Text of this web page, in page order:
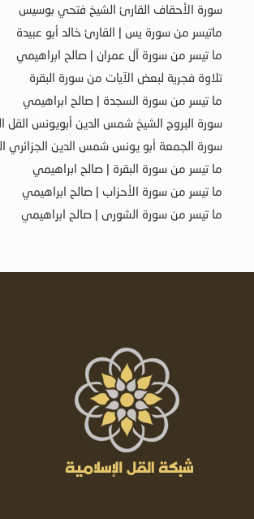
سورة الأحقاف القارئ الشيخ فتحي بوسيس
ماتيسر من سورة يس | القارئ خالد أبو عبيدة
ما تيسر من سورة آل عمران | صالح ابراهيمي
تلاوة فجرية لبعض الآيات من سورة البقرة
ما تيسر من سورة السجدة | صالح ابراهيمي
سورة البروج الشيخ شمس الدين أبويونس القل
سورة الجمعة أبو يونس شمس الدين الجزائري
ما تيسر من سورة البقرة | صالح ابراهيمي
ما تيسر من سورة الأحزاب | صالح ابراهيمي
ما تيسر من سورة الشورى | صالح ابراهيمي